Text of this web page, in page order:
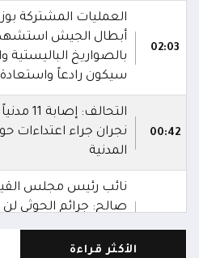
02:03
أبطال الجيش
بالصواريخ الباليستية
سيكون رادعاً
00:42
التحالف:
نجران جراء اعتداءات
المدنية
نائب رئيس مجلس
صالح: جرائم الحوثي
أداء واجبها الوطني
صنعاء
الأكثر قراءة